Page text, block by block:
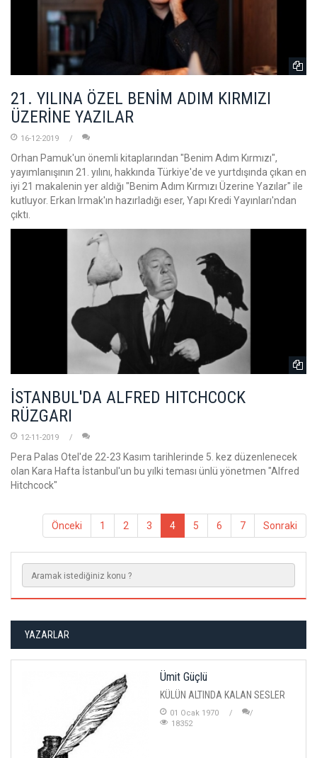
21. YILINA ÖZEL BENİM ADIM KIRMIZI
ÜZERİNE YAZILAR
16-12-2019
Orhan Pamuk'un önemli kitaplarından "Benim Adım Kırmızı",
yayımlanışının 21. yılını, hakkında Türkiye'de ve yurtdışında çıkan en
iyi 21 makalenin yer aldığı "Benim Adım Kırmızı Üzerine Yazılar" ile
kutluyor. Erkan Irmak'ın hazırladığı eser, Yapı Kredi Yayınları'ndan
çıktı.
İSTANBUL'DA ALFRED HITCHCOCK
RÜZGARI
12-11-2019
Pera Palas Otel'de 22-23 Kasım tarihlerinde 5. kez düzenlenecek
olan Kara Hafta İstanbul'un bu yılki teması ünlü yönetmen "Alfred
Hitchcock"
Önceki 1 2 3 4 5 6 7 Sonraki
YAZARLAR
Ümit Güçlü
KÜLÜN ALTINDA KALAN SESLER
01 Ocak 1970
18352